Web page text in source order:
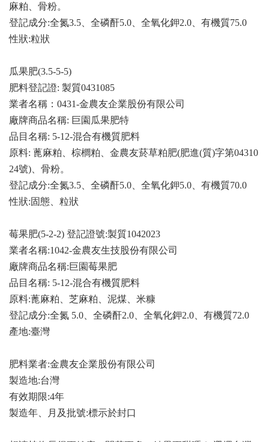
麻粕、骨粉。
登記成分:全氮3.5、全磷酐5.0、全氧化鉀2.0、有機質75.0
性狀:粒狀
瓜果肥(3.5-5-5)
肥料登記證: 製質0431085
業者名稱：0431-金農友企業股份有限公司
廠牌商品名稱: 巨園瓜果肥特
品目名稱: 5-12-混合有機質肥料
原料: 蓖麻粕、棕櫚粕、金農友菸草粕肥(肥進(質)字第04310
24號)、骨粉。
登記成分:全氮3.5、全磷酐5.0、全氧化鉀5.0、有機質70.0
性狀:固態、粒狀
莓果肥(5-2-2) 登記證號:製質1042023
業者名稱:1042-金農友生技股份有限公司
廠牌商品名稱:巨園莓果肥
品目名稱: 5-12-混合有機質肥料
原料:蓖麻粕、芝麻粕、泥煤、米糠
登記成分:全氮 5.0、全磷酐2.0、全氧化鉀2.0、有機質72.0
產地:臺灣
肥料業者:金農友企業股份有限公司
製造地:台灣
有效期限:4年
製造年、月及批號:標示於封口